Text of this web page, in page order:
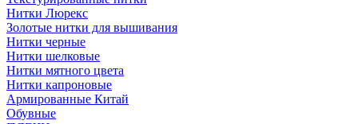
Нитки Люрекс
Золотые нитки для вышивания
Нитки черные
Нитки шелковые
Нитки мятного цвета
Нитки капроновые
Армированные Китай
Обувные